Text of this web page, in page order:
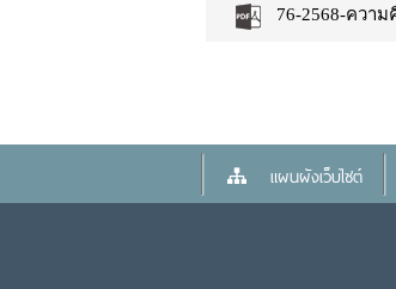
76-2568-ควา
แผนผังเว็บไซต์